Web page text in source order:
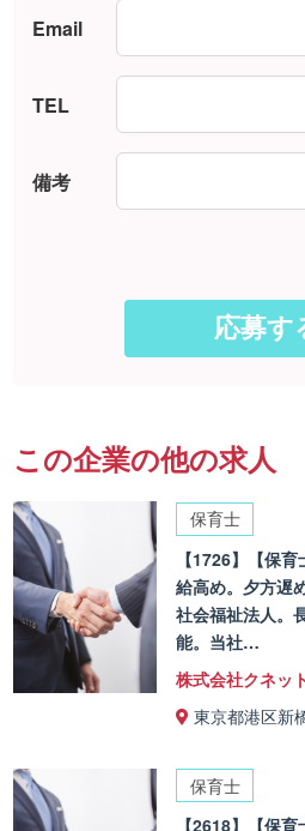
Email
TEL
備考
この企業の他の求人
保育士
【1726】【保
給高め。夕方遅
社会福祉法人。
能。当社…
株式会社クネッ
東京都港区新
保育士
【2618】【保